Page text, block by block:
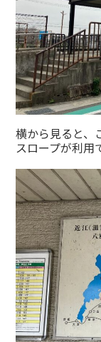
横から見ると、
スロープが利用